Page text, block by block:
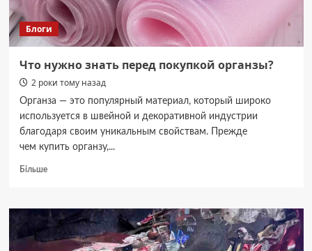
Блоги
Что нужно знать перед покупкой органзы?
2 роки тому назад
Органза — это популярный материал, который широко
используется в швейной и декоративной индустрии
благодаря своим уникальным свойствам. Прежде
чем купить органзу,...
БільшеДокладніше
нужно
знать
перед
покупкой